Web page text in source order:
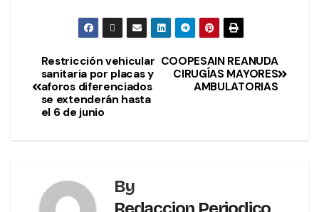
COOPESAIN REANUDA
CIRUGÍAS MAYORES
AMBULATORIAS
Restricción vehicular
sanitaria por placas y
aforos diferenciados
se extenderán hasta
el 6 de junio
By